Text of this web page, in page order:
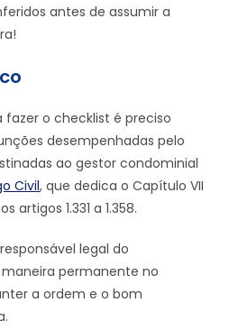
antes de assumir a
o checklist é preciso
desempenhadas pelo
ao gestor condominial
Civil, que dedica o Capítulo VII
artigos 1.331 a 1.358.
legal do
permanente no
a ordem e o bom